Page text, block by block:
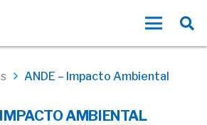
ANDE – Impacto Ambiental
AMBIENTAL